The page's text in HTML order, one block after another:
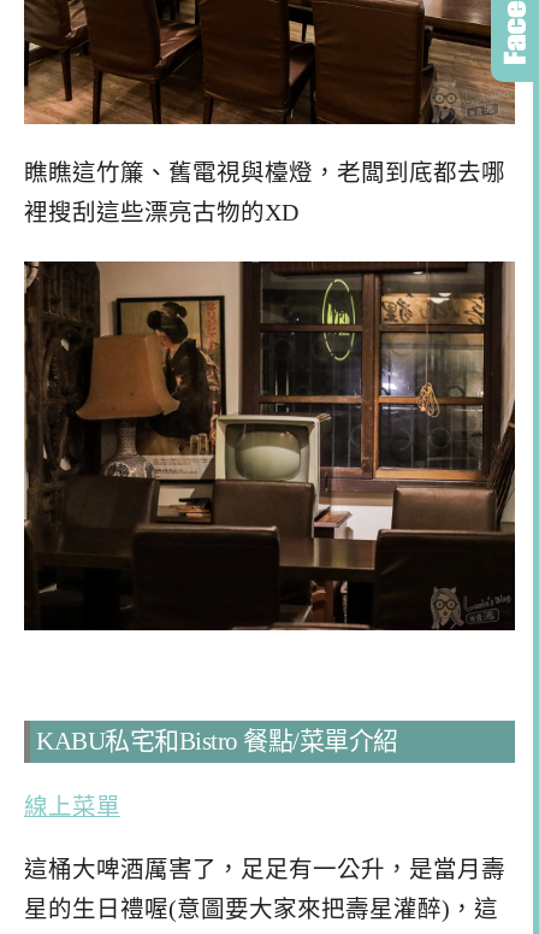
瞧瞧這竹簾、舊電視與檯燈，老闆到底都去哪
裡搜刮這些漂亮古物的XD
KABU私宅和Bistro 餐點/菜單介紹
線上菜單
這桶大啤酒厲害了，足足有一公升，是當月壽
星的生日禮喔(意圖要大家來把壽星灌醉)，這